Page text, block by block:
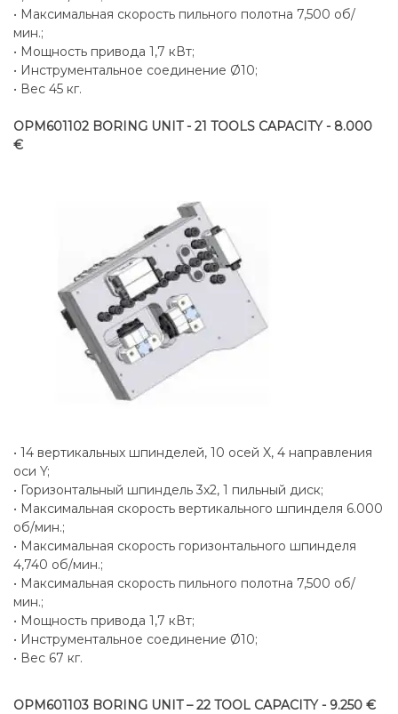
• Максимальная скорость пильного полотна 7,500 об/
мин.;
• Мощность привода 1,7 кВт;
• Инструментальное соединение Ø10;
• Вес 45 кг.
OPM601102 BORING UNIT - 21 TOOLS CAPACITY - 8.000
€
• 14 вертикальных шпинделей, 10 осей X, 4 направления
оси Y;
• Горизонтальный шпиндель 3x2, 1 пильный диск;
• Максимальная скорость вертикального шпинделя 6.000
об/мин.;
• Максимальная скорость горизонтального шпинделя
4,740 об/мин.;
• Максимальная скорость пильного полотна 7,500 об/
мин.;
• Мощность привода 1,7 кВт;
• Инструментальное соединение Ø10;
• Вес 67 кг.
OPM601103 BORING UNIT – 22 TOOL CAPACITY - 9.250 €